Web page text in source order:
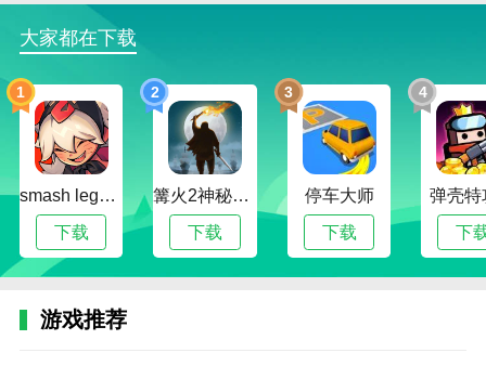
3.神仙模拟器游戏拥有多种竞技玩法和全新的地图对战
模式，带给你全新的游戏体验。
神仙模拟器描述
1.在这个游戏中，我们可以根据他们的特点进行培养，
组成队伍进行不同级别的战斗冒险。
2、跟随游戏中的各种任务，获得丰厚的奖励，轻松交
易商店中的各种道具。
3.和其他玩家玩一场精彩的PK对决，根据敌人的构成适
当选择角色，可以获得不少奖励。
4.在神仙模拟器游戏中，你有各种战斗来展示你的实
大家都在下载
1
smash legends
下载
2
篝火2神秘海域
下载
3
停车大师
下载
4
弹壳特
下
游戏推荐